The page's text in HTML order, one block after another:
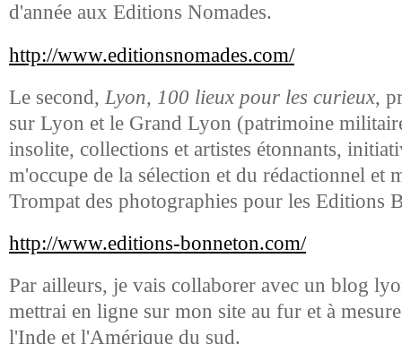
d'année aux Editions Nomades.
http://www.editionsnomades.com/
Le second, Lyon, 100 lieux pour les curieux,
sur Lyon et le Grand Lyon (patrimoine
insolite, collections et artistes étonnants,
m'occupe de la sélection et du rédactionnel et
Trompat des photographies pour les Editions
http://www.editions-bonneton.com/
Par ailleurs, je vais collaborer avec un blog
mettrai en ligne sur mon site au fur et à
l'Inde et l'Amérique du sud.